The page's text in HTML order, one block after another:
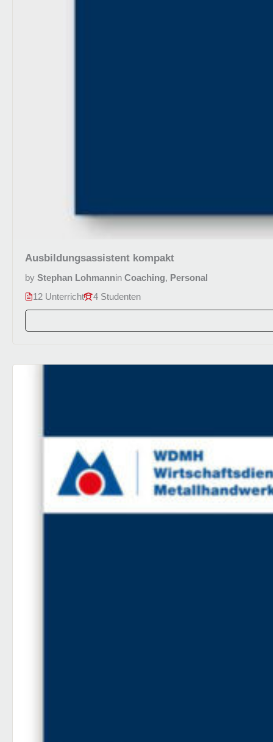
Ausbildungsassistent kompakt
by Stephan Lohmannin Coaching, Personal
12 Unterricht
4 Studenten